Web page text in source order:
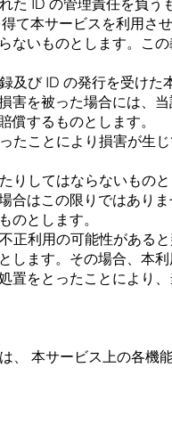
ID の管理責任を負う
て本サービスを利⽤さ
ないものとします。こ
及び ID の発⾏を受けた
害を被った場合には、当
するものとします。
たことにより損害が⽣
してはならないものと
はこの限りではありま
とします。
正利⽤の可能性がある
します。その場合、本利
置をとったことにより
、 本サービス上の各機